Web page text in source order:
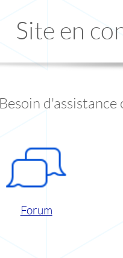
Site en
Besoin
Forum